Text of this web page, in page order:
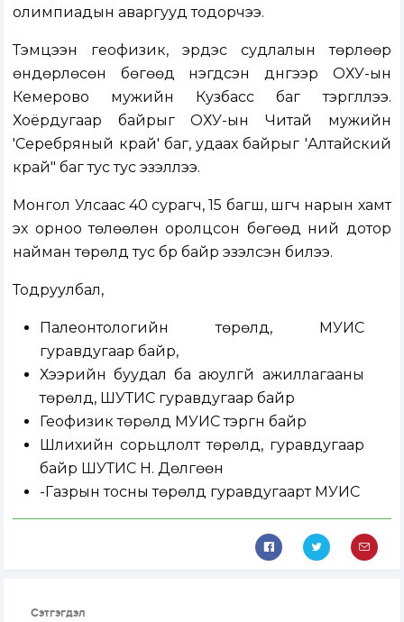
олимпиадын аваргууд тодорчээ.
Тэмцээн геофизик, эрдэс судлалын төрлөөр
өндөрлөсөн бөгөөд нэгдсэн дүнгээр ОХУ-ын
Кемерово мужийн Кузбасс баг тэргүүллээ.
Хоёрдугаар байрыг ОХУ-ын Читай мужийн
'Серебряный край' баг, удаах байрыг 'Алтайский
край" баг тус тус эзэллээ.
Монгол Улсаас 40 сурагч, 15 багш, шүүгч нарын хамт
эх орноо төлөөлөн оролцсон бөгөөд үүний дотор
найман төрөлд тус бүр байр эзэлсэн билээ.
Тодруулбал,
Палеонтологийн төрөлд, МУИС
гуравдугаар байр,
Хээрийн буудал ба аюулгүй ажиллагааны
төрөлд, ШУТИС гуравдугаар байр
Геофизик төрөлд МУИС тэргүүн байр
Шлихийн сорьцлолт төрөлд, гуравдугаар
байр ШУТИС Н. Дөлгөөн
-Газрын тосны төрөлд гуравдугаарт МУИС
Сэтгэгдэл